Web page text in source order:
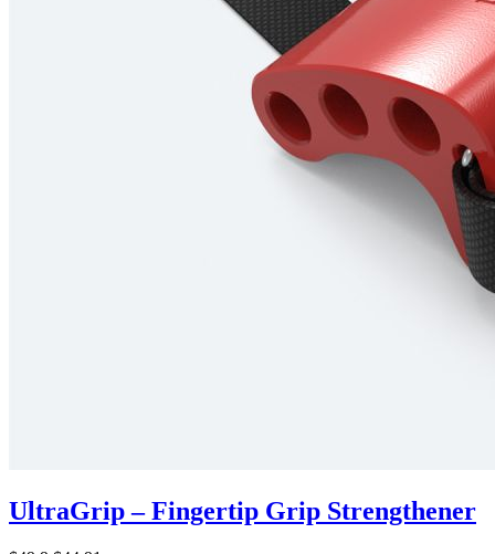
UltraGrip – Fingertip Grip Strengthener